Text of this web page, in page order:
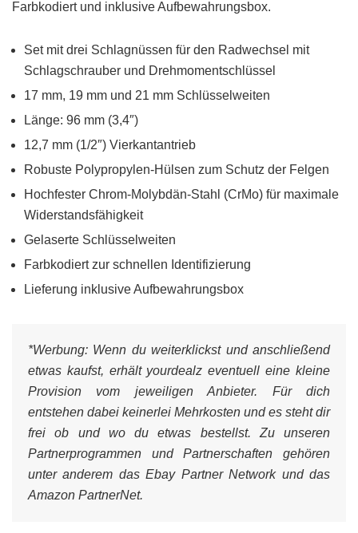
Farbkodiert und inklusive Aufbewahrungsbox.
Set mit drei Schlagnüssen für den Radwechsel mit
Schlagschrauber und Drehmomentschlüssel
17 mm, 19 mm und 21 mm Schlüsselweiten
Länge: 96 mm (3,4″)
12,7 mm (1/2″) Vierkantantrieb
Robuste Polypropylen-Hülsen zum Schutz der Felgen
Hochfester Chrom-Molybdän-Stahl (CrMo) für maximale
Widerstandsfähigkeit
Gelaserte Schlüsselweiten
Farbkodiert zur schnellen Identifizierung
Lieferung inklusive Aufbewahrungsbox
*Werbung: Wenn du weiterklickst und anschließend
etwas kaufst, erhält yourdealz eventuell eine kleine
Provision vom jeweiligen Anbieter. Für dich
entstehen dabei keinerlei Mehrkosten und es steht dir
frei ob und wo du etwas bestellst. Zu unseren
Partnerprogrammen und Partnerschaften gehören
unter anderem das Ebay Partner Network und das
Amazon PartnerNet.